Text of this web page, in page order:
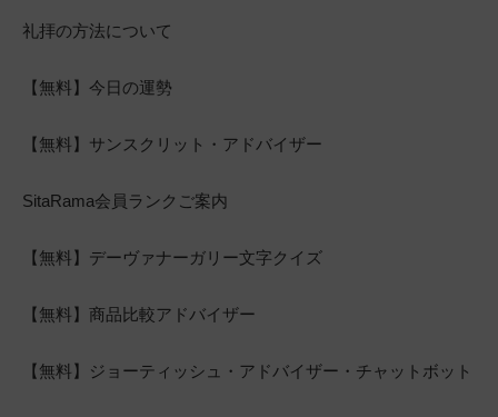
礼拝の方法について
【無料】今日の運勢
【無料】サンスクリット・アドバイザー
SitaRama会員ランクご案内
【無料】デーヴァナーガリー文字クイズ
【無料】商品比較アドバイザー
【無料】ジョーティッシュ・アドバイザー・チャットボット